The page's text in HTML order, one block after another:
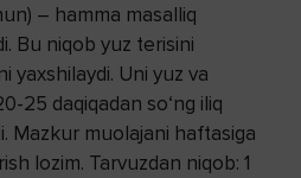
– hamma masalliq
Bu niqob yuz terisini
yaxshilaydi. Uni yuz va
25 daqiqadan so‘ng iliq
Mazkur muolajani haftasiga
lozim. Tarvuzdan niqob: 1